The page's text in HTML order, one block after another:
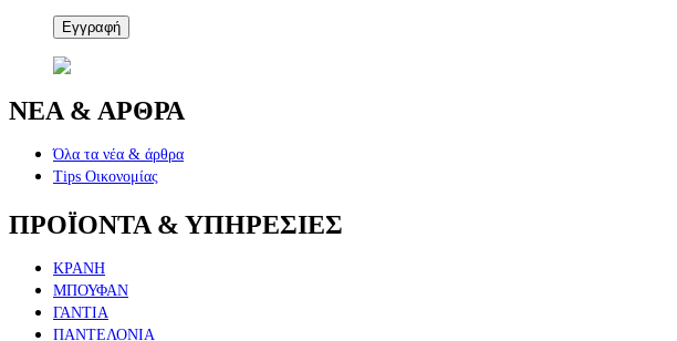
Εγγραφή
ΝΕΑ & ΑΡΘΡΑ
Όλα τα νέα & άρθρα
Tips Οικονομίας
ΠΡΟΪΟΝΤΑ & ΥΠΗΡΕΣΙΕΣ
ΚΡΑΝΗ
ΜΠΟΥΦΑΝ
ΓΑΝΤΙΑ
ΠΑΝΤΕΛΟΝΙΑ